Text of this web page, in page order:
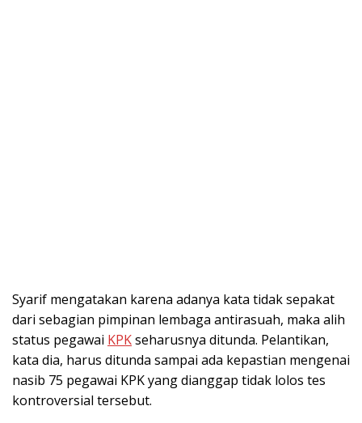
Syarif mengatakan karena adanya kata tidak sepakat
dari sebagian pimpinan lembaga antirasuah, maka alih
status pegawai KPKseharusnya ditunda. Pelantikan,
kata dia, harus ditunda sampai ada kepastian mengenai
nasib 75 pegawai KPK yang dianggap tidak lolos tes
kontroversial tersebut.